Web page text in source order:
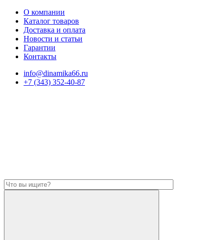
О компании
Каталог товаров
Доставка и оплата
Новости и статьи
Гарантии
Контакты
info@dinamika66.ru
+7 (343) 352-40-87